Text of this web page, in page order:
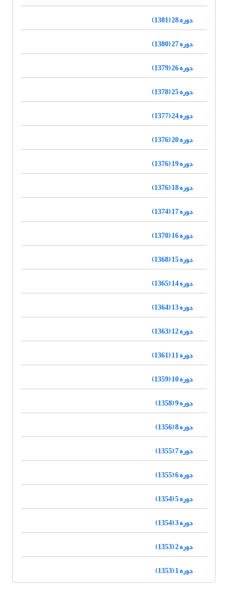
دوره 28 (1381)
دوره 27 (1380)
دوره 26 (1379)
دوره 25 (1378)
دوره 24 (1377)
دوره 20 (1376)
دوره 19 (1376)
دوره 18 (1376)
دوره 17 (1374)
دوره 16 (1370)
دوره 15 (1368)
دوره 14 (1365)
دوره 13 (1364)
دوره 12 (1363)
دوره 11 (1361)
دوره 10 (1359)
دوره 9 (1358)
دوره 8 (1356)
دوره 7 (1355)
دوره 6 (1355)
دوره 5 (1354)
دوره 3 (1354)
دوره 2 (1353)
دوره 1 (1353)